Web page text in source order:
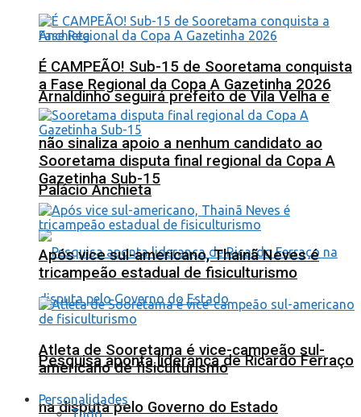
Arnaldinho seguirá prefeito de Vila Velha e
não sinaliza apoio a nenhum candidato ao
Palácio Anchieta
Pesquisa aponta liderança de Ricardo Ferraço
na disputa pelo Governo do Estado
É CAMPEÃO! Sub-15 de Sooretama conquista
a Fase Regional da Copa A Gazetinha 2026
Sooretama disputa final regional da Copa A
Gazetinha Sub-15
Após vice sul-americano, Thainã Neves é
tricampeão estadual de fisiculturismo
Atleta de Sooretama é vice-campeão sul-
americano de fisiculturismo
Personalidades
Tudo